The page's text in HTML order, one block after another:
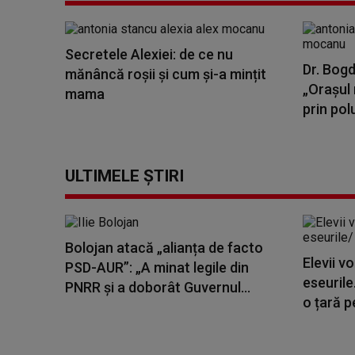
Secretele Alexiei: de ce nu
mănâncă roșii și cum și-a mințit
mama
Dr.
prin
ULTIMELE ȘTIRI
Bolojan atacă „alianța de facto
PSD-AUR”: „A minat legile din
PNRR și a doborât Guvernul...
Elevii
o țară